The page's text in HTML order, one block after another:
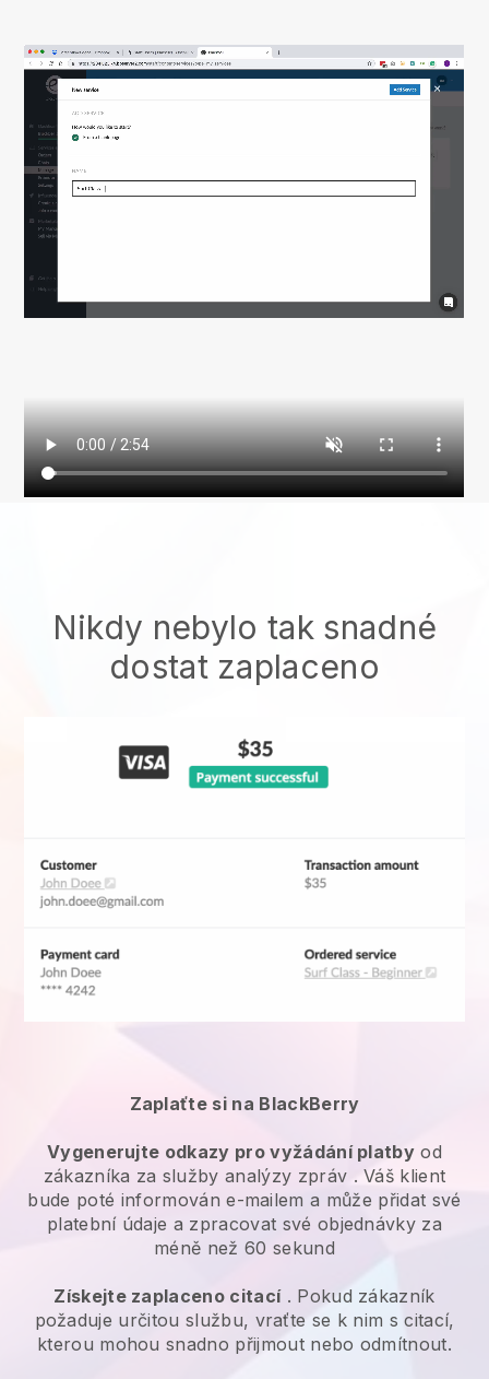
Nikdy nebylo tak snadné
dostat zaplaceno
Zaplaťte si na BlackBerry
Vygenerujte odkazy pro vyžádání platby od
zákazníka za služby analýzy zpráv . Váš klient
bude poté informován e-mailem a může přidat své
platební údaje a zpracovat své objednávky za
méně než 60 sekund
Získejte zaplaceno citací. Pokud zákazník
požaduje určitou službu, vraťte se k nim s citací,
kterou mohou snadno přijmout nebo odmítnout.